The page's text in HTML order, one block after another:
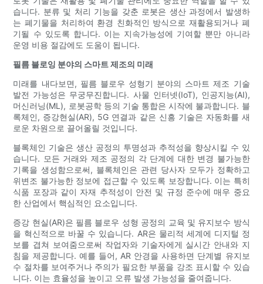
습니다. 분류 및 처리 기능을 갖춘 로봇은 생산 과정에서 발생하
는 폐기물을 처리하여 환경 친화적인 방식으로 재활용되거나 폐
기될 수 있도록 합니다. 이는 지속가능성에 기여할 뿐만 아니라
운영 비용 절감에도 도움이 됩니다.
필름 블로잉 분야의 스마트 제조의 미래
미래를 내다보면, 필름 블로우 성형기 분야의 스마트 제조 기술
발전 가능성은 무궁무진합니다. 사물 인터넷(IoT), 인공지능(AI),
머신러닝(ML), 로봇공학 등의 기술 통합은 시작에 불과합니다. 블
록체인, 증강현실(AR), 5G 연결과 같은 신흥 기술은 자동화를 새
로운 차원으로 끌어올릴 것입니다.
블록체인 기술은 생산 공정의 투명성과 추적성을 향상시킬 수 있
습니다. 모든 거래와 제조 공정의 각 단계에 대한 변경 불가능한
기록을 생성함으로써, 블록체인은 관련 당사자 모두가 정확하고
위변조 불가능한 정보에 접근할 수 있도록 보장합니다. 이는 특히
식품 포장과 같이 자재 추적성이 안전 및 규정 준수에 매우 중요
한 산업에서 핵심적인 요소입니다.
증강 현실(AR)은 필름 블로우 성형 공정의 교육 및 유지보수 방식
을 혁신적으로 바꿀 수 있습니다. AR은 물리적 세계에 디지털 정
보를 겹쳐 보여줌으로써 작업자와 기술자에게 실시간 안내와 지
침을 제공합니다. 예를 들어, AR 안경을 사용하면 단계별 유지보
수 절차를 보여주거나 주의가 필요한 부품을 강조 표시할 수 있습
니다. 이는 효율성을 높이고 오류 발생 가능성을 줄여줍니다.